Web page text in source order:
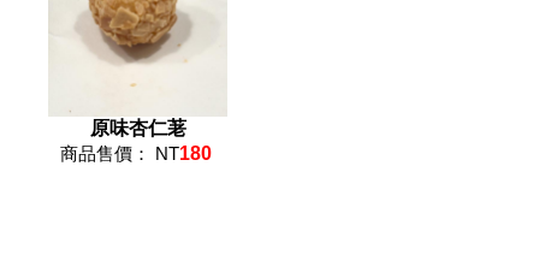
原味杏仁荖
商品售價： NT180